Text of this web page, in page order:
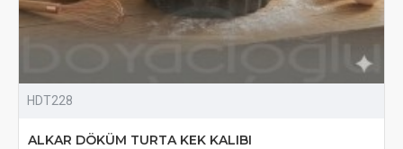
HDT228
ALKAR DÖKÜM TURTA KEK KALIBI